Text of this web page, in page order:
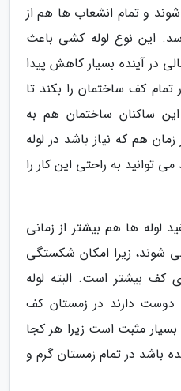
و تمام انشعاب ها هم از
این نوع لوله کشی باعث
در آینده بسیار کاهش پیدا
تمام کف ساختمان را بکند تا
ساکنان ساختمان هم به
هم که نیاز باشد در لوله
توانید به راحتی این کار را
لوله ها هم بیشتر از زمانی
شوند، زیرا امکان شکستگی
کف بیشتر است. البته لوله
دارند در زمستان کف
مثبت است زیرا هر کجا
باشد در تمام زمستان گرم و